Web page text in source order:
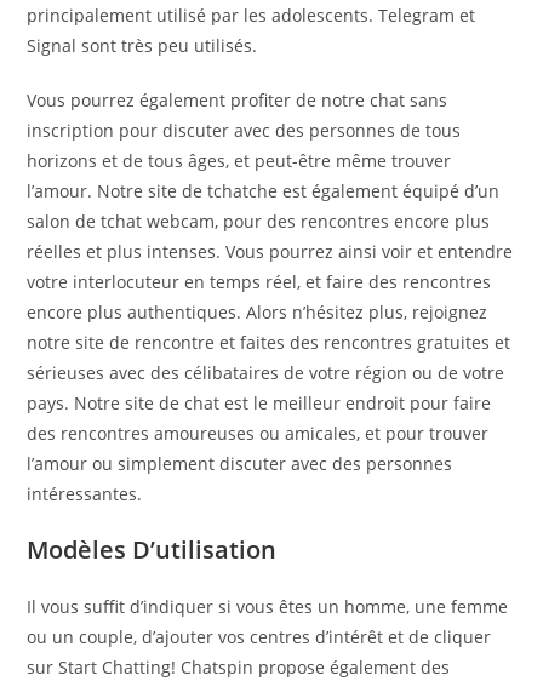
principalement utilisé par les adolescents. Telegram et
Signal sont très peu utilisés.
Vous pourrez également profiter de notre chat sans
inscription pour discuter avec des personnes de tous
horizons et de tous âges, et peut-être même trouver
l’amour. Notre site de tchatche est également équipé d’un
salon de tchat webcam, pour des rencontres encore plus
réelles et plus intenses. Vous pourrez ainsi voir et entendre
votre interlocuteur en temps réel, et faire des rencontres
encore plus authentiques. Alors n’hésitez plus, rejoignez
notre site de rencontre et faites des rencontres gratuites et
sérieuses avec des célibataires de votre région ou de votre
pays. Notre site de chat est le meilleur endroit pour faire
des rencontres amoureuses ou amicales, et pour trouver
l’amour ou simplement discuter avec des personnes
intéressantes.
Modèles D’utilisation
Il vous suffit d’indiquer si vous êtes un homme, une femme
ou un couple, d’ajouter vos centres d’intérêt et de cliquer
sur Start Chatting! Chatspin propose également des